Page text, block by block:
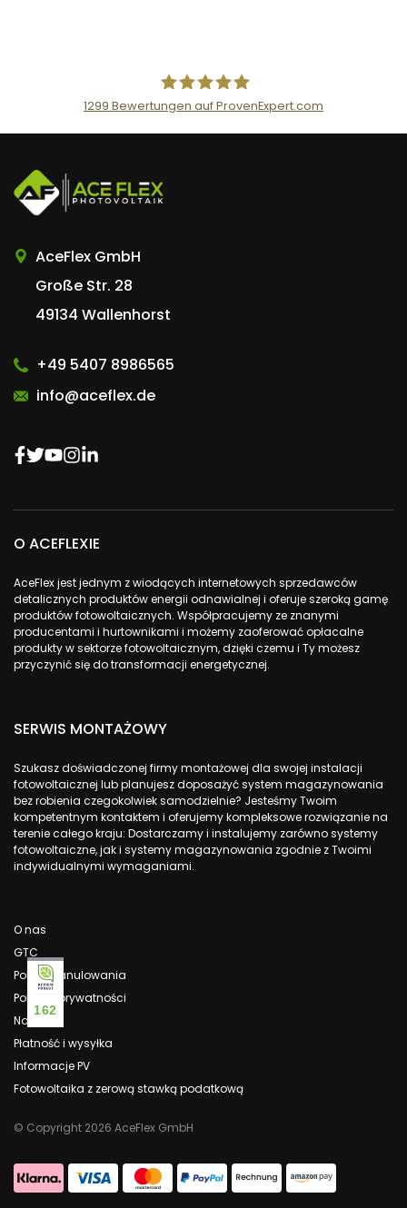
AceFlex GmbH
1299 Bewertungen auf ProvenExpert.com
AceFlex GmbH
Große Str. 28
49134 Wallenhorst
+49 5407 8986565
info@aceflex.de
O ACEFLEXIE
AceFlex jest jednym z wiodących internetowych sprzedawców
detalicznych produktów energii odnawialnej i oferuje szeroką gamę
produktów fotowoltaicznych. Współpracujemy ze znanymi
producentami i hurtownikami i możemy zaoferować opłacalne
produkty w sektorze fotowoltaicznym, dzięki czemu i Ty możesz
przyczynić się do transformacji energetycznej.
SERWIS MONTAŻOWY
Szukasz doświadczonej firmy montażowej dla swojej instalacji
fotowoltaicznej lub planujesz doposażyć system magazynowania
bez robienia czegokolwiek samodzielnie? Jesteśmy Twoim
kompetentnym kontaktem i oferujemy kompleksowe rozwiązanie na
terenie całego kraju: Dostarczamy i instalujemy zarówno systemy
fotowoltaiczne, jak i systemy magazynowania zgodnie z Twoimi
indywidualnymi wymaganiami.
O nas
GTC
Polityka anulowania
Polityka prywatności
Nadruk
Płatność i wysyłka
Informacje PV
Fotowoltaika z zerową stawką podatkową
© Copyright 2026 AceFlex GmbH
162